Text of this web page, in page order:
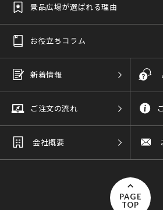
景品広場が選ばれる理由
お役立ちコラム
新着情報
ご注文の流れ
会社概要
PAGE
TOP